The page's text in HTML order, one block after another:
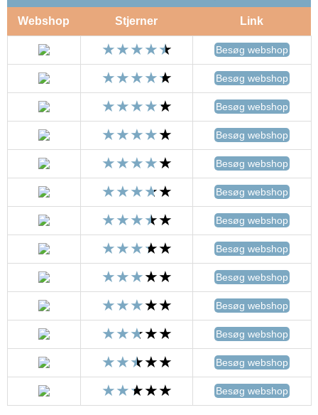
Webshop Stjerner Link
Besøg webshop
Besøg webshop
Besøg webshop
Besøg webshop
Besøg webshop
Besøg webshop
Besøg webshop
Besøg webshop
Besøg webshop
Besøg webshop
Besøg webshop
Besøg webshop
Besøg webshop